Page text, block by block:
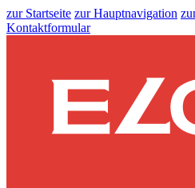
zur Startseite zur Hauptnavigation
Kontaktformular